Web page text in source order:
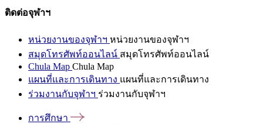
ติดต่อจุฬาฯ
หน่วยงานของจุฬาฯ หน่วยงานของจุฬาฯ
สมุดโทรศัพท์ออนไลน์ สมุดโทรศัพท์ออนไลน์
Chula Map Chula Map
แผนที่และการเดินทาง แผนที่และการเดินทาง
ร่วมงานกับจุฬาฯ ร่วมงานกับจุฬาฯ
การศึกษา